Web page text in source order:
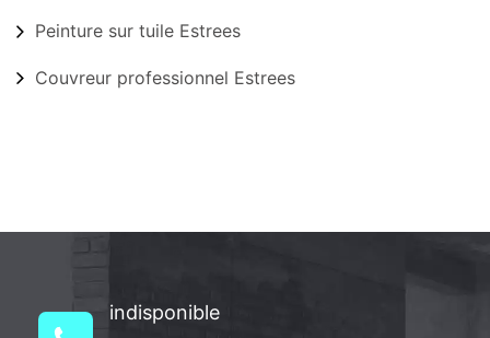
Peinture sur tuile Estrees
Couvreur professionnel Estrees
indisponible